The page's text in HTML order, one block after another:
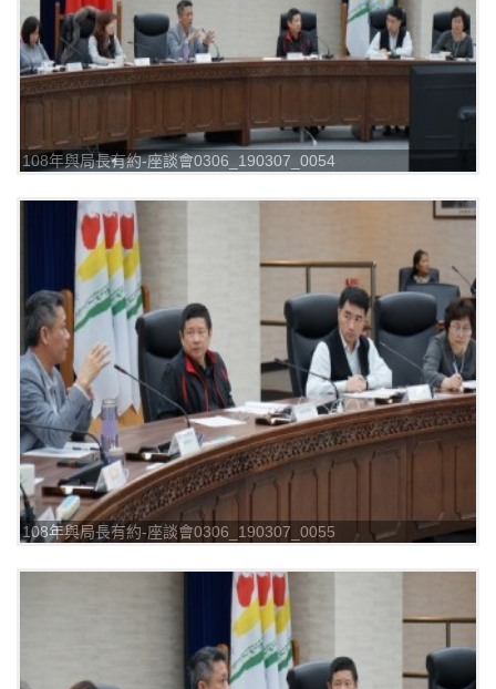
108年與局長有約-座談會0306_190307_0054
108年與局長有約-座談會0306_190307_0055